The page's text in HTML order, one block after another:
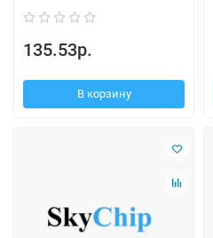
135.53р.
В корзину